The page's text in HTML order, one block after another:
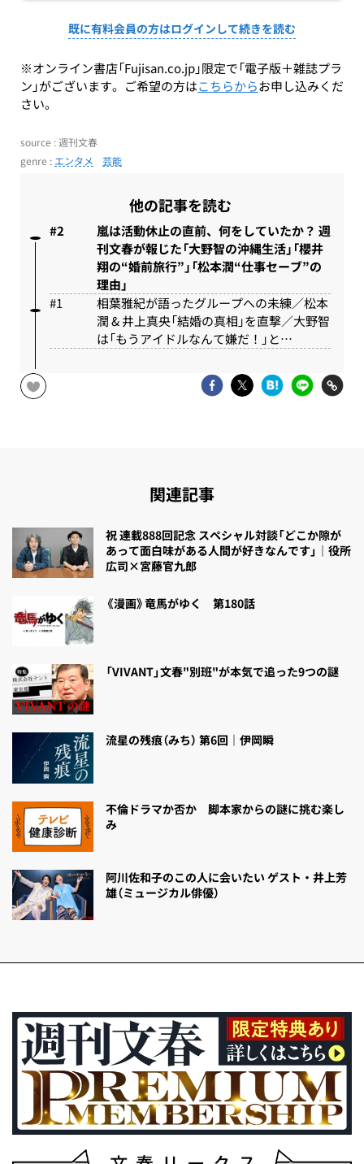
既に有料会員の方はログインして続きを読む
※オンライン書店「Fujisan.co.jp」限定で「電子版＋雑誌プラ
ン」がございます。ご希望の方はこちらからお申し込みくだ
さい。
source : 週刊文春
genre : エンタメ 芸能
他の記事を読む
嵐は活動休止の直前、何をしていたか？ 週
刊文春が報じた「大野智の沖縄生活」「櫻井
翔の“婚前旅行”」「松本潤“仕事セーブ”の
理由」
相葉雅紀が語ったグループへの未練／松本
潤 & 井上真央「結婚の真相」を直撃／大野智
は「もうアイドルなんて嫌だ！」と…
関連記事
祝 連載888回記念 スペシャル対談「どこか隙が
あって面白味がある人間が好きなんです」｜役所
広司×宮藤官九郎
《漫画》竜馬がゆく 第180話
「VIVANT」文春"別班"が本気で追った9つの謎
流星の残痕（みち） 第6回｜伊岡瞬
不倫ドラマか否か 脚本家からの謎に挑む楽し
み
阿川佐和子のこの人に会いたい ゲスト・井上芳
雄（ミュージカル俳優）